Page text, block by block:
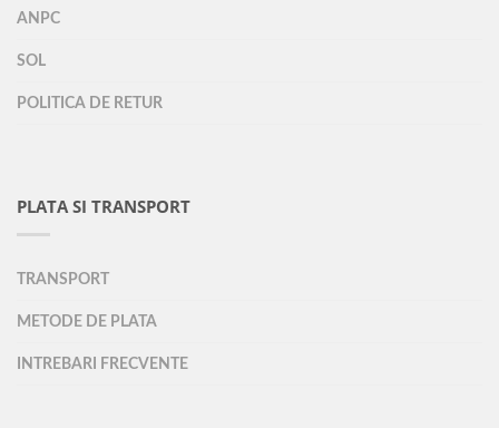
ANPC
SOL
POLITICA DE RETUR
PLATA SI TRANSPORT
TRANSPORT
METODE DE PLATA
INTREBARI FRECVENTE